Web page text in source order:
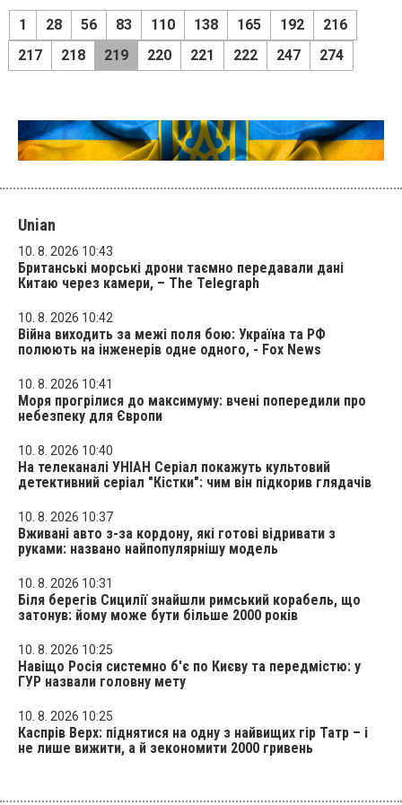
1 28 56 83 110 138 165 192
216
217
218 219 220 221 222 247 274
Unian
10. 8. 2026 10:43
Британські морські дрони таємно передавали дані
Китаю через камери, – The Telegraph
10. 8. 2026 10:42
Війна виходить за межі поля бою: Україна та РФ
полюють на інженерів одне одного, - Fox News
10. 8. 2026 10:41
Моря прогрілися до максимуму: вчені попередили про
небезпеку для Європи
10. 8. 2026 10:40
На телеканалі УНІАН Серіал покажуть культовий
детективний серіал "Кістки": чим він підкорив глядачів
10. 8. 2026 10:37
Вживані авто з-за кордону, які готові відривати з
руками: названо найпопулярнішу модель
10. 8. 2026 10:31
Біля берегів Сицилії знайшли римський корабель, що
затонув: йому може бути більше 2000 років
10. 8. 2026 10:25
Навіщо Росія системно б'є по Києву та передмістю: у
ГУР назвали головну мету
10. 8. 2026 10:25
Каспрів Верх: піднятися на одну з найвищих гір Татр – і
не лише вижити, а й зекономити 2000 гривень